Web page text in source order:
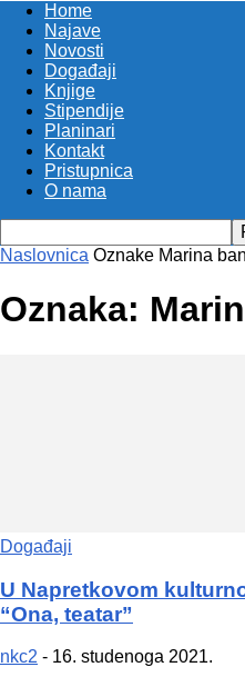
Home
Najave
Novosti
Događaji
Knjige
Stipendije
Planinari
Kontakt
Pristupnica
O nama
Naslovnica Oznake Marina
Oznaka:
Događaji
U Napretkovom
“Ona, teatar”
nkc2 - 16. studenoga 2021.